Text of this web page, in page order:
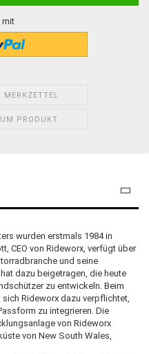
mit
MERKZETTEL
PRODUKT
wurden erstmals 1984 in
CEO von Rideworx, verfügt über
und seine
dazu beigetragen, die heute
zu entwickeln. Beim
Rideworx dazu verpflichtet,
zu integrieren. Die
von Rideworx
von New South Wales,